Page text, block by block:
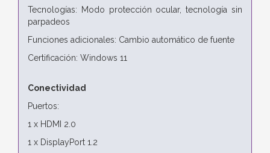
Tecnologías: Modo protección ocular, tecnología sin
parpadeos
Funciones adicionales: Cambio automático de fuente
Certificación: Windows 11
Conectividad
Puertos:
1 x HDMI 2.0
1 x DisplayPort 1.2